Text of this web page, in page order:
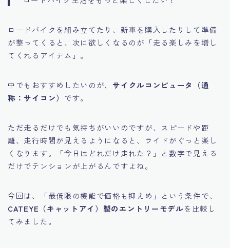
ロードバイクを組み立てたり、新車を購入したりして準備
が整ってくると、次に欲しくなるのが「走る楽しみを増し
てくれるアイテム」。
中でもおすすめしたいのが、 サイクルコンピュータ（通
称：サイコン） です。
ただ走るだけでも気持ちがいいのですが、スピードや距
離、走行時間が見えるようになると、ライドがぐっと楽し
くなります。「今日はどれだけ走れた？」と数字で見える
だけでテンションが上がるんですよね。
今回は、「最低限の機能で価格も抑えめ」という条件で、
CATEYE（キャットアイ）製のエントリーモデルを比較し
てみました。